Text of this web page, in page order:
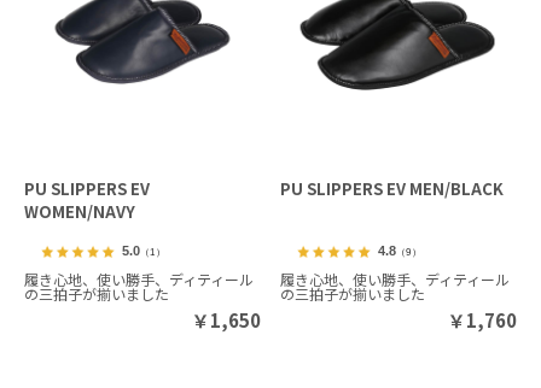
PU SLIPPERS EV
WOMEN/NAVY
5.0（1）
履き心地、使い勝手、ディティール
の三拍子が揃いました
￥1,650
PU SLIPPERS EV MEN/BLACK
4.8 （9）
履き心地、使い勝手、ディティール
の三拍子が揃いました
￥1,760